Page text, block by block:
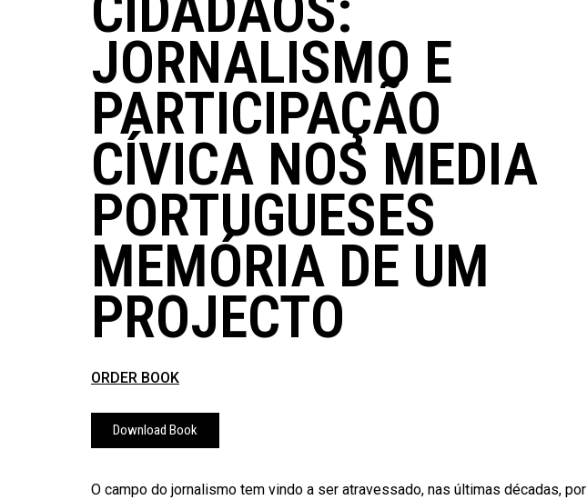
JORNALISMO E
PARTICIPAÇÃO
CÍVICA NOS MEDIA
PORTUGUESES
MEMÓRIA DE UM
PROJECTO
ORDER BOOK
Download Book
O campo do jornalismo tem vindo a ser atravessado, nas últimas décadas, por